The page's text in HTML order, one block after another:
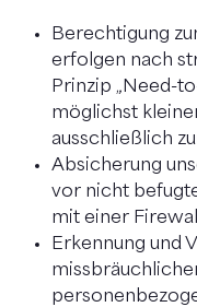
Berechtigung
erfolgen nach
Prinzip „Need-
möglichst
ausschließlich
Absicherung
vor nicht
mit einer
Erkennung und